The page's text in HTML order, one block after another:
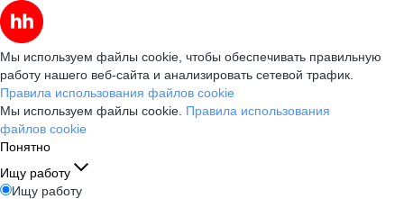
Мы используем файлы cookie, чтобы обеспечивать правильную
работу нашего веб-сайта и анализировать сетевой трафик.
Правила использования файлов cookie
Мы используем файлы cookie. Правила использования
файлов cookie
Понятно
Ищу работу
Ищу работу